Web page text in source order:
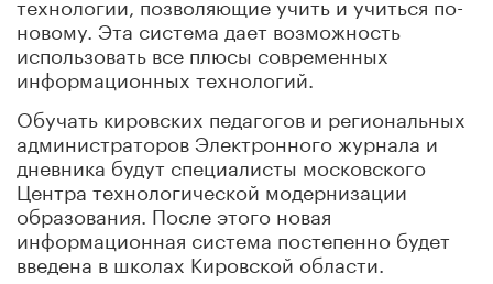
новому. Эта система дает возможность
использовать все плюсы современных
информационных технологий.
Обучать кировских педагогов и региональных
администраторов Электронного журнала и
дневника будут специалисты московского
Центра технологической модернизации
образования. После этого новая
информационная система постепенно будет
введена в школах Кировской области.